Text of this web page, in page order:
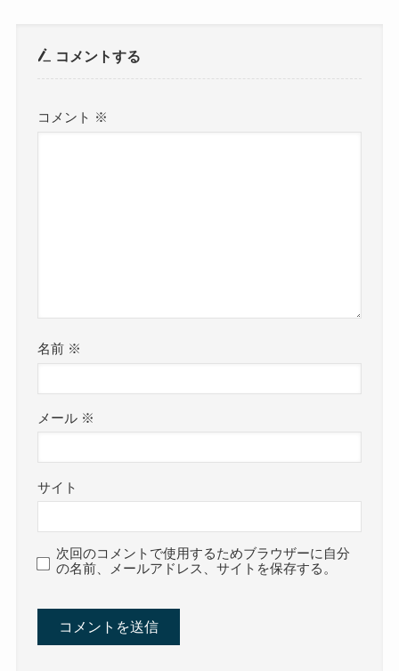
コメントする
コメント ※
名前 ※
メール ※
サイト
次回のコメントで使用するためブラウザーに自分
の名前、メールアドレス、サイトを保存する。